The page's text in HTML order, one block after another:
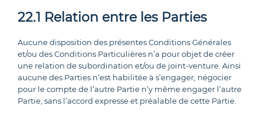
22.1 Relation entre les Parties
Aucune disposition des présentes Conditions Générales
et/ou des Conditions Particulières n’a pour objet de créer
une relation de subordination et/ou de joint-venture. Ainsi
aucune des Parties n’est habilitée à s’engager, négocier
pour le compte de l’autre Partie n’y même engager l’autre
Partie, sans l’accord expresse et préalable de cette Partie.